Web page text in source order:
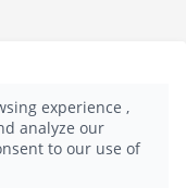
Sample.
1
experience ,
analyze our
to our use of